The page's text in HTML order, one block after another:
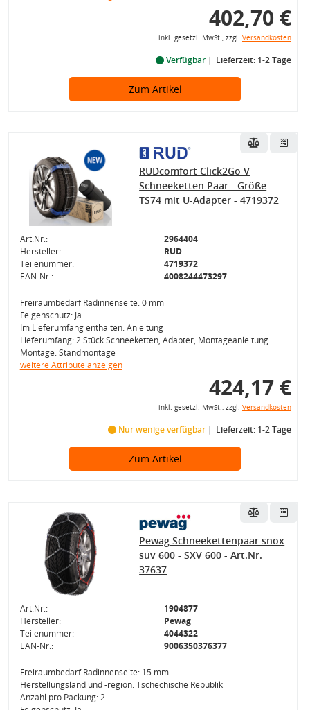
402,70 €
inkl. gesetzl. MwSt., zzgl. Versandkosten
Verfügbar Lieferzeit: 1-2 Tage
Zum Artikel
RUDcomfort Click2Go V
Schneeketten Paar - Größe
TS74 mit U-Adapter - 4719372
Art.Nr.:
2964404
Hersteller:
RUD
Teilenummer:
4719372
EAN-Nr.:
4008244473297
Freiraumbedarf Radinnenseite: 0 mm
Felgenschutz: Ja
Im Lieferumfang enthalten: Anleitung
Lieferumfang: 2 Stück Schneeketten, Adapter, Montageanleitung
Montage: Standmontage
weitere Attribute anzeigen
424,17 €
inkl. gesetzl. MwSt., zzgl. Versandkosten
Nur wenige verfügbar Lieferzeit: 1-2 Tage
Zum Artikel
Pewag Schneekettenpaar snox
suv 600 - SXV 600 - Art.Nr.
37637
Art.Nr.:
1904877
Hersteller:
Pewag
Teilenummer:
4044322
EAN-Nr.:
9006350376377
Freiraumbedarf Radinnenseite: 15 mm
Herstellungsland und -region: Tschechische Republik
Anzahl pro Packung: 2